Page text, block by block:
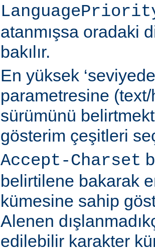
atanmışsa oradaki
bakılır.
En yüksek
parametresine
sürümünü
gösterim çeşitleri
Accept-Charset
belirtilene bakarak
kümesine sahip
Alenen
edilebilir karakter